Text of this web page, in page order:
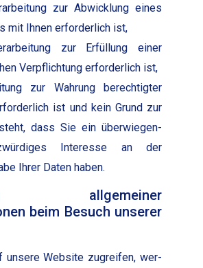
zur Abwick­lung eines
mit Ihnen erforder­lich ist,
zur Erfül­lung ein­er
Verpflich­tung erforder­lich ist,
zur Wahrung berechtigter
ist und kein Grund zur
dass Sie ein über­wiegen­
Inter­esse an der
Ihrer Dat­en haben.
allgemeiner
beim Besuch unserer
unsere Web­site zugreifen, wer­